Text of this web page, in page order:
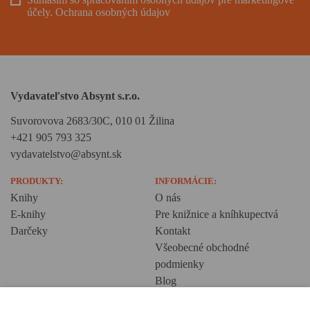
účely. Ochrana osobných údajov
Vydavateľstvo Absynt s.r.o.
Suvorovova 2683/30C, 010 01 Žilina
+421 905 793 325
vydavatelstvo@absynt.sk
PRODUKTY:
Knihy
E-knihy
Darčeky
INFORMÁCIE:
O nás
Pre knižnice a kníhkupectvá
Kontakt
Všeobecné obchodné
podmienky
Blog